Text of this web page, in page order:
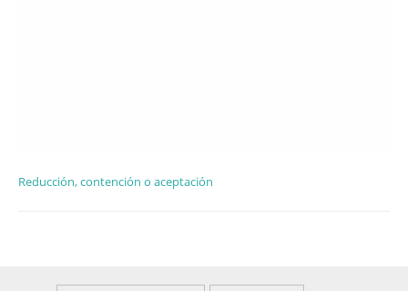
Reducción, contención o aceptación